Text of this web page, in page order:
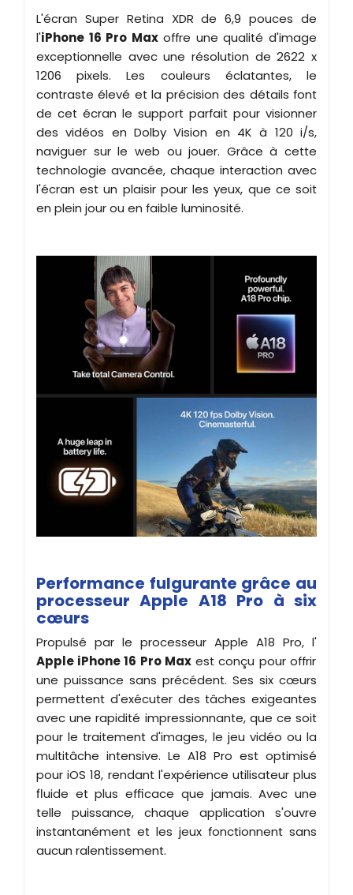
L'écran Super Retina XDR de 6,9 ​​pouces de
l'iPhone 16 Pro Maxoffre une qualité d'image
exceptionnelle avec une résolution de 2622 x
1206 pixels. Les couleurs éclatantes, le
contraste élevé et la précision des détails font
de cet écran le support parfait pour visionner
des vidéos en Dolby Vision en 4K à 120 i/s,
naviguer sur le web ou jouer. Grâce à cette
technologie avancée, chaque interaction avec
l'écran est un plaisir pour les yeux, que ce soit
en plein jour ou en faible luminosité.
Performance fulgurante grâce au
processeur Apple A18 Pro à six
cœurs
Propulsé par le processeur Apple A18 Pro, l'
Apple iPhone 16 Pro Maxest conçu pour offrir
une puissance sans précédent. Ses six cœurs
permettent d'exécuter des tâches exigeantes
avec une rapidité impressionnante, que ce soit
pour le traitement d'images, le jeu vidéo ou la
multitâche intensive. Le A18 Pro est optimisé
pour iOS 18, rendant l'expérience utilisateur plus
fluide et plus efficace que jamais. Avec une
telle puissance, chaque application s'ouvre
instantanément et les jeux fonctionnent sans
aucun ralentissement.